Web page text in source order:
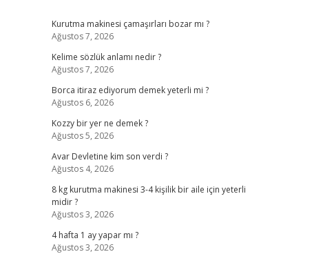
Kurutma makinesi çamaşırları bozar mı ?
Ağustos 7, 2026
Kelime sözlük anlamı nedir ?
Ağustos 7, 2026
Borca itiraz ediyorum demek yeterli mi ?
Ağustos 6, 2026
Kozzy bir yer ne demek ?
Ağustos 5, 2026
Avar Devletine kim son verdi ?
Ağustos 4, 2026
8 kg kurutma makinesi 3-4 kişilik bir aile için yeterli
midir ?
Ağustos 3, 2026
4 hafta 1 ay yapar mı ?
Ağustos 3, 2026